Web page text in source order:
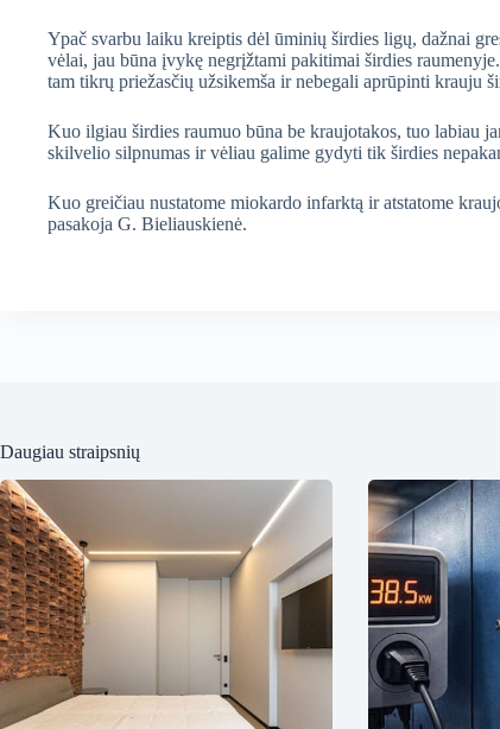
Ypač svarbu laiku kreiptis dėl ūminių širdies ligų, dažnai
vėlai, jau būna įvykę negrįžtami pakitimai širdies
tam tikrų priežasčių užsikemša ir nebegali aprūpinti krauju
Kuo ilgiau širdies raumuo būna be kraujotakos, tuo labiau
skilvelio silpnumas ir vėliau galime gydyti tik širdies
Kuo greičiau nustatome miokardo infarktą ir atstatome
pasakoja G. Bieliauskienė.
Daugiau straipsnių